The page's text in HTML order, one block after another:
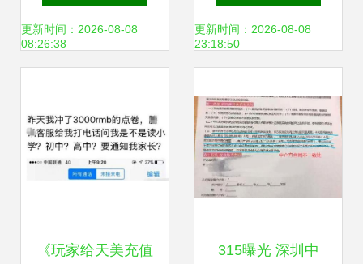
专业指南与实践
更新时间：2026-08-08
08:26:38
介资质认证取消后
更新时间：2026-08-08
23:18:50
《玩家给天美充值 315曝光 深圳中